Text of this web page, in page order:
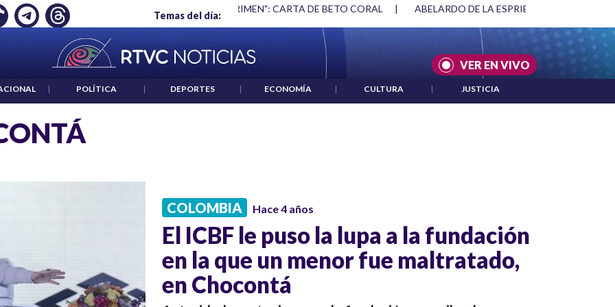
Temas del día:
EMPLEO: JP MORGAN "HABLAR NO ES UN CRIMEN": CARTA DE BETO CORAL | ABELARDO DE LA ESPRIELLA Y DMG
VER EN VIVO
| POLÍTICA | DEPORTES | ECONOMÍA | CULTURA | JUSTICIA
COLOMBIA Hace 4 años
El ICBF le puso la lupa a la fundación
en la que un menor fue maltratado,
en Chocontá